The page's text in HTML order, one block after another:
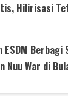
Hilirisasi
ESDM
Nuu War di